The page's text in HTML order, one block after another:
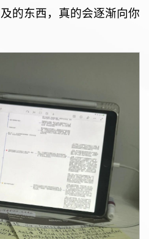
的东西，真的会逐渐向你